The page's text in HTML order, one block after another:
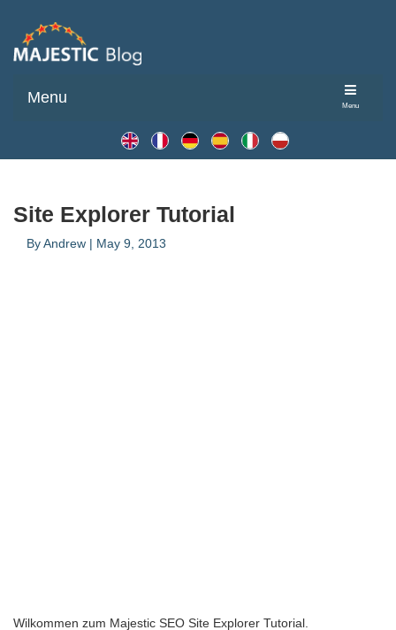
Menu
Menu
Site Explorer Tutorial
ByAndrew | May 9, 2013
Wilkommen zum Majestic SEO Site Explorer Tutorial.